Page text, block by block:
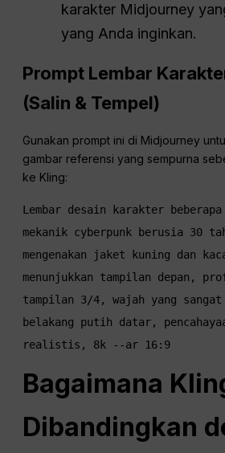
karakter Midjourney
yang Anda inginkan.
Prompt Lembar
(Salin & Tempel)
Gunakan prompt ini di Midjourney
gambar referensi yang sempurna
ke Kling:
Lembar desain karakter
mekanik cyberpunk berusia 30
mengenakan jaket kuning dan
menunjukkan tampilan depan,
tampilan 3/4, wajah yang
belakang putih datar,
Bagaimana
Dibandingkan